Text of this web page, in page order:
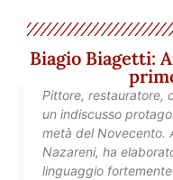
Biagio Biagetti:
Pittore, restauratore,
un indiscusso
metà del Novecento.
Nazareni, ha
linguaggio